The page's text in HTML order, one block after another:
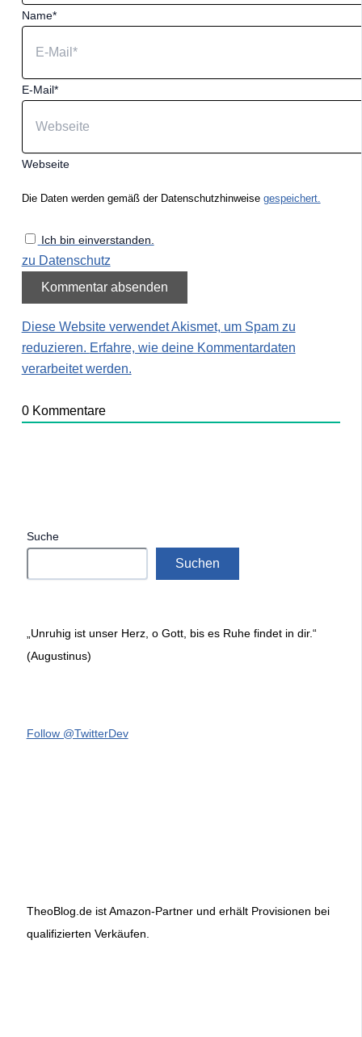
Name*
E-Mail*
Webseite
Die Daten werden gemäß der Datenschutzhinweise gespeichert.
Ich bin einverstanden.
zu Datenschutz
Diese Website verwendet Akismet, um Spam zu
reduzieren. Erfahre, wie deine Kommentardaten
verarbeitet werden.
0Kommentare
Suche
Suchen
„Unruhig ist unser Herz, o Gott, bis es Ruhe findet in dir.“
(Augustinus)
Follow @TwitterDev
TheoBlog.de ist Amazon-Partner und erhält Provisionen bei
qualifizierten Verkäufen.